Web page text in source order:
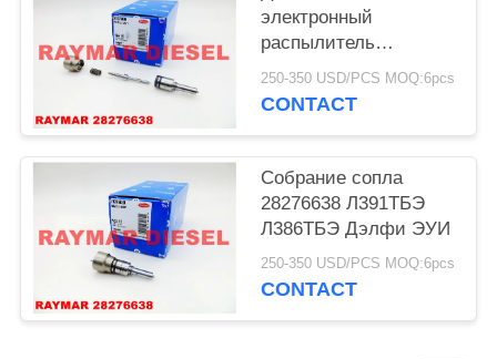
электронный
распылитель
форсунки блока
Л393ТБЭ 28276639
250-350 USD/PCS MOQ:6pcs
CONTACT
Собрание сопла
28276638 Л391ТБЭ
Л386ТБЭ Дэлфи ЭУИ
250-350 USD/PCS MOQ:6pcs
CONTACT